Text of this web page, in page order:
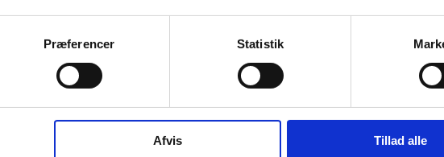
Præferencer Statistik
Afvis Tillad alle